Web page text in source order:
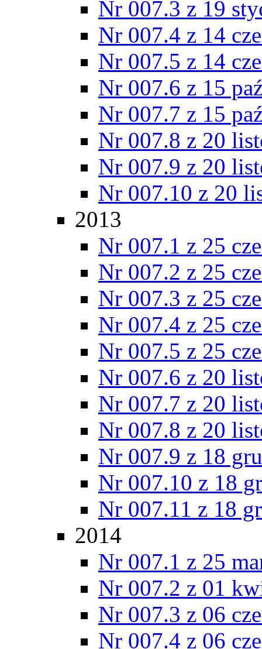
Nr 007.3 z 19
Nr 007.4 z 14
Nr 007.5 z 14
Nr 007.6 z 15
Nr 007.7 z 15
Nr 007.8 z 20
Nr 007.9 z 20
Nr 007.10 z 20
2013
Nr 007.1 z 25
Nr 007.2 z 25
Nr 007.3 z 25
Nr 007.4 z 25
Nr 007.5 z 25
Nr 007.6 z 20
Nr 007.7 z 20
Nr 007.8 z 20
Nr 007.9 z 18
Nr 007.10 z 18
Nr 007.11 z 18
2014
Nr 007.1 z 25
Nr 007.2 z 01
Nr 007.3 z 06
Nr 007.4 z 06